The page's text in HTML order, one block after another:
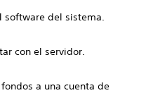
software del sistema.
con el servidor.
a una cuenta de